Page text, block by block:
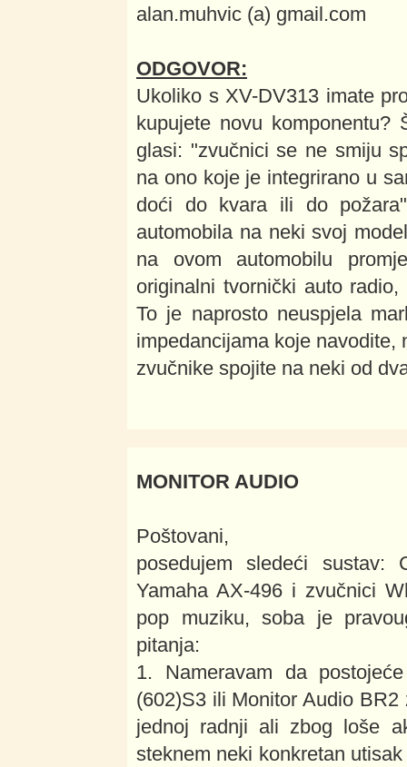
alan.muhvic (a) gmail.com
ODGOVOR:
Ukoliko s XV-DV313 imate
kupujete novu
glasi: "zvučnici se ne smiju
na ono koje je integrirano u
doći do kvara ili do
automobila na neki svoj
na ovom automobilu
originalni tvornički auto
To je naprosto neuspjela
impedancijama koje navodite,
zvučnike spojite na neki od
MONITOR AUDIO
Poštovani,
posedujem sledeći sustav:
Yamaha AX-496 i zvučnici
pop muziku, soba je
pitanja:
1. Nameravam da
(602)S3 ili Monitor Audio
jednoj radnji ali zbog loše
steknem neki konkretan